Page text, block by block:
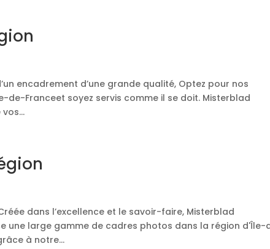
encadrement d’une grande qualité, Optez pour nos
de-Franceet soyez servis comme il se doit. Misterblad
dans l’excellence et le savoir-faire, Misterblad
une large gamme de cadres photos dans la région d'Île-
à notre...